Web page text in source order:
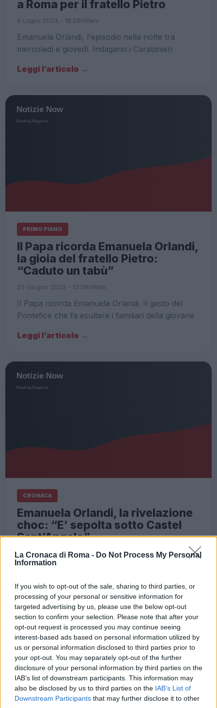
La Cronaca di Roma - Do Not Process My Personal
Information
If you wish to opt-out of the sale, sharing to third parties, or
processing of your personal or sensitive information for
targeted advertising by us, please use the below opt-out
section to confirm your selection. Please note that after your
opt-out request is processed you may continue seeing
interest-based ads based on personal information utilized by
us or personal information disclosed to third parties prior to
your opt-out. You may separately opt-out of the further
disclosure of your personal information by third parties on the
IAB’s list of downstream participants. This information may
also be disclosed by us to third parties on the IAB’s List of
Downstream Participants that may further disclose it to other
a Roma per il fratello Pietro
8 Luglio 2023 - 18:26Villani
Emanuela Orlandi, l'episodio nella notte tra
mercoledì e giovedì. Indagano i Carabinieri
Leggi l’articolo →
PRIMO PIANO
Il Papa ricorda Emanuela Orlandi,
la gioia del fratello Pietro:
“Caduto un tabù”
25 Giugno 2023 - 13:59Villani
Il Papa ricorda Emanuela Orlandi. Il gesto del
Pontefice che fa esultare i familiari della giovane
Leggi l’articolo →
CRONACA
Emanuela Orlandi, la rivelazione
choc: “E’ sepolta sotto Castel
Sant’Angelo”
4 Giugno 2023 - 11:39Villani
sulla sorte della 15enne scomparsa. La reazione
del fratello Pietro
Leggi l’articolo →